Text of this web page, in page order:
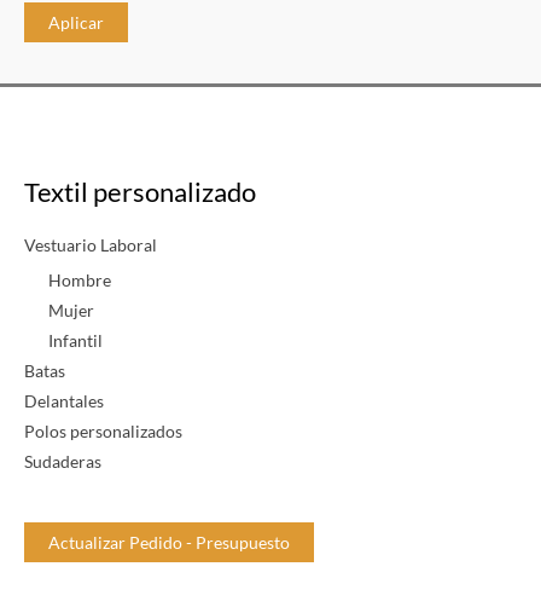
p
o
l
d
Aplicar
Textil personalizado
Vestuario Laboral
Hombre
Mujer
Infantil
Batas
Delantales
Polos personalizados
Sudaderas
Actualizar Pedido - Presupuesto